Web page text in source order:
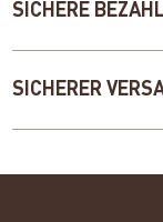
SICHERE
SICHERER